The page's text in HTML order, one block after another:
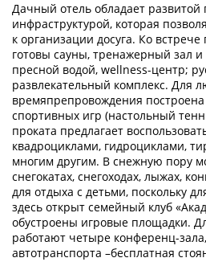
Дачный отель обладает развитой
инфраструктурой, которая
к организации досуга. Ко встрече
готовы сауны, тренажерный зал
пресной водой, wellness-центр;
развлекательный комплекс. Для
времяпрепровождения
спортивных игр (настольный
проката предлагает
квадроциклами, гидроциклами,
многим другим. В снежную пору
снегокатах, снегоходах, лыжах,
для отдыха с детьми, поскольку
здесь открыт семейный клуб
обустроены игровые площадки.
работают четыре конференц-
автотранспорта –бесплатная